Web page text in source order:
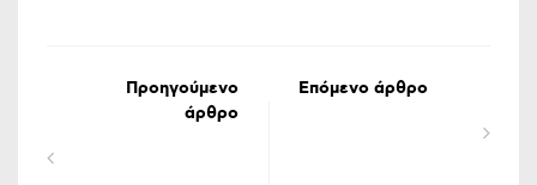
Προηγούμενο
άρθρο
Επόμενο άρθρο